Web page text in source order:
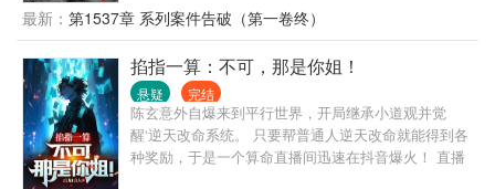
温情，有着些许的青涩的恋情，有着父慈子孝的亲
情，有着调皮的领导，无厘头的同事。 小警杜大用有
着不错的观察力，不错的逻辑思维能力，不错的判断
力，不错的想象力，面对案件百折不挠，从细微处入
手，从纷乱中抽丝剥茧，将一个个案件慢慢侦破。 没
有那些所谓的玄乎和悬乎，从头到尾的又臭又长，只
有一颗真正对刑警这个职业的尊重和敬畏之心。 作者
开篇写的有些青涩，后期写的稍微好点儿了，可以先
最新： 第1537章 系列案件告破（第一卷终）
掐指一算：不可，那是你姐！
悬疑 完结
陈玄意外自爆来到平行世界，开局继承小道观并觉
醒‘逆天改命系统。 只要帮普通人逆天改命就能得到各
种奖励，于是一个算命直播间迅速在抖音爆火！ 直播